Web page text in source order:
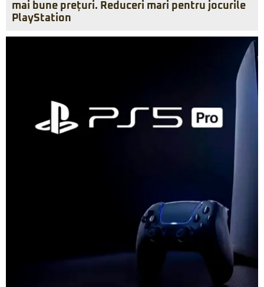
mai bune prețuri. Reduceri mari pentru jocurile
PlayStation